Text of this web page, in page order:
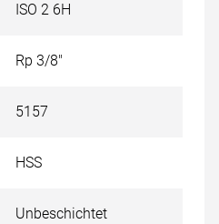
ISO 2 6H
Rp 3/8"
5157
HSS
Unbeschichtet